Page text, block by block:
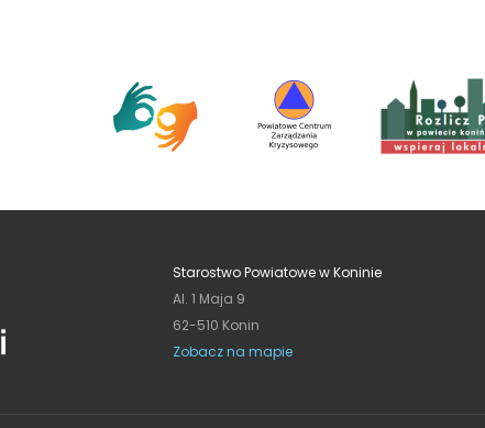
Starostwo Powiatowe w Koninie
Al. 1 Maja 9
62-510 Konin
Zobacz na mapie